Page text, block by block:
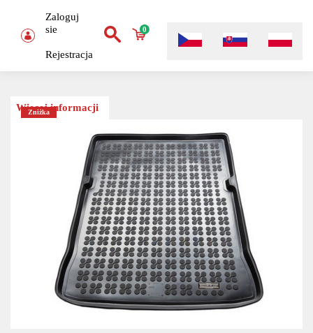
Zaloguj
sie
Rejestracja
0
Więcej informacji
Zniżka